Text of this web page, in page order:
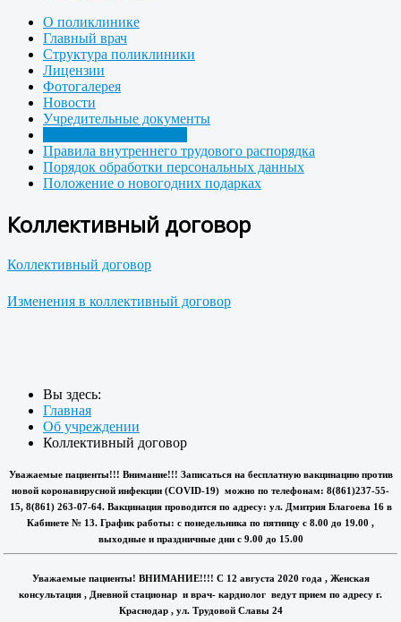
О поликлинике
Главный врач
Структура поликлиники
Лицензии
Фотогалерея
Новости
Учредительные документы
Правила внутреннего трудового распорядка
Порядок обработки персональных данных
Положение о новогодних подарках
Коллективный договор
Коллективный договор
Изменения в коллективный договор
Вы здесь:
Главная
Об учреждении
Коллективный договор
Уважаемые пациенты!!! Внимание!!! Записаться на бесплатную вакцинацию против
новой коронавирусной инфекции (COVID-19) можно по телефонам: 8(861)237-55-
15, 8(861) 263-07-64. Вакцинация проводится по адресу: ул. Дмитрия Благоева 16 в
Кабинете № 13. График работы: с понедельника по пятницу с 8.00 до 19.00 ,
выходные и праздничные дни с 9.00 до 15.00
Уважаемые пациенты! ВНИМАНИЕ!!!! С 12 августа 2020 года , Женская
консультация , Дневной стационар и врач- кардиолог ведут прием по адресу г.
Краснодар , ул. Трудовой Славы 24